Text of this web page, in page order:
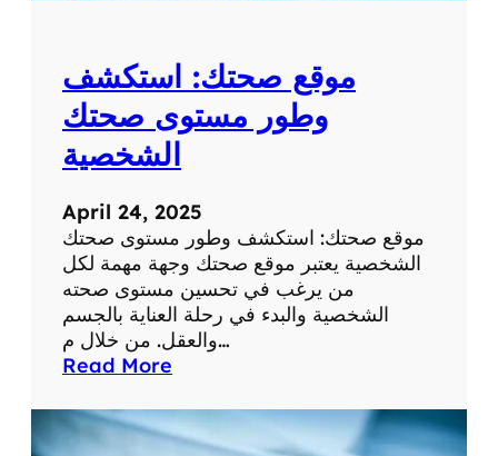
موقع صحتك: استكشف
وطور مستوى صحتك
الشخصية
April 24, 2025
موقع صحتك: استكشف وطور مستوى صحتك
الشخصية يعتبر موقع صحتك وجهة مهمة لكل
من يرغب في تحسين مستوى صحته
الشخصية والبدء في رحلة العناية بالجسم
والعقل. من خلال م…
Read More
و
ق